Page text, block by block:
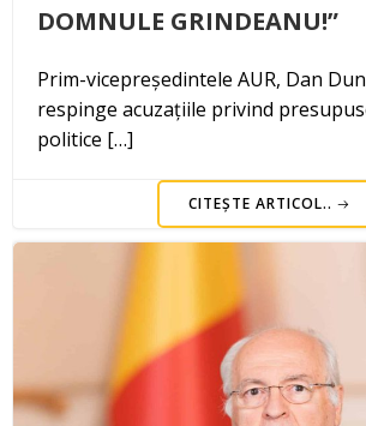
DOMNULE GRINDEANU!”
Prim-vicepreședintele AUR, Dan
respinge acuzațiile privind
politice […]
CITEȘTE ARTICOL..